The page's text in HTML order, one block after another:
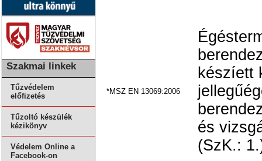
Szakmai linkek
Tűzvédelem
előfizetés
Tűzoltó készülék
kézikönyv
Védelem Online a
Facebook-on
*MSZ EN 13069:2006
készíett
és
(SzK.: